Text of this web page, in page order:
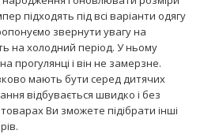
підходять під всі варіанти одягу
звернути увагу на
на холодний період. У ньому
прогулянці і він не замерзне.
мають бути серед дитячих
відбувається швидко і без
Ви зможете підібрати інші